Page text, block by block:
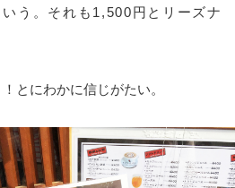
う。それも1,500円とリーズナ
とにわかに信じがたい。